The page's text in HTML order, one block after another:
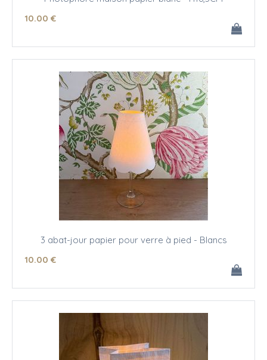
10.00 €
3 abat-jour papier pour verre à pied - Blancs
10.00 €